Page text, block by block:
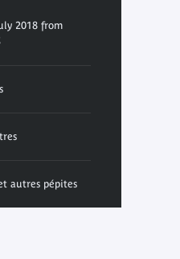
2018 from
autres pépites